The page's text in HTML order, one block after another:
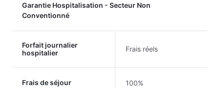
Garantie Hospitalisation - Secteur Non
Conventionné
Forfait journalier
hospitalier
Frais réels
Frais de séjour 100%